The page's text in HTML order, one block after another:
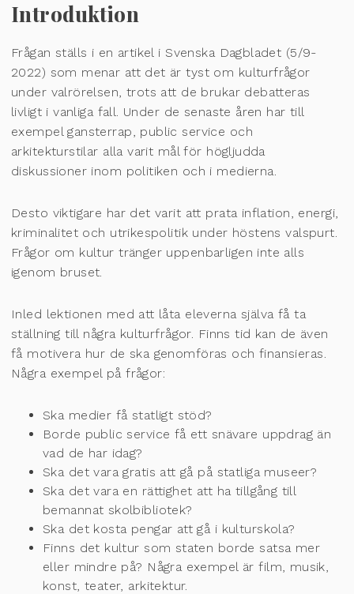
Introduktion
Frågan ställs i en artikel i Svenska Dagbladet (5/9-
2022) som menar att det är tyst om kulturfrågor
under valrörelsen, trots att de brukar debatteras
livligt i vanliga fall. Under de senaste åren har till
exempel gansterrap, public service och
arkitekturstilar alla varit mål för högljudda
diskussioner inom politiken och i medierna.
Desto viktigare har det varit att prata inflation, energi,
kriminalitet och utrikespolitik under höstens valspurt.
Frågor om kultur tränger uppenbarligen inte alls
igenom bruset.
Inled lektionen med att låta eleverna själva få ta
ställning till några kulturfrågor. Finns tid kan de även
få motivera hur de ska genomföras och finansieras.
Några exempel på frågor:
Ska medier få statligt stöd?
Borde public service få ett snävare uppdrag än
vad de har idag?
Ska det vara gratis att gå på statliga museer?
Ska det vara en rättighet att ha tillgång till
bemannat skolbibliotek?
Ska det kosta pengar att gå i kulturskola?
Finns det kultur som staten borde satsa mer
eller mindre på? Några exempel är film, musik,
konst, teater, arkitektur.